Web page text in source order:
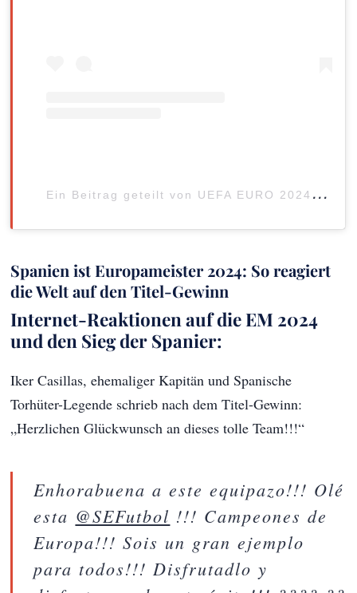
E
in Beitrag geteilt von UEFA EURO 2024 (@euro2024)
Spanien ist Europameister 2024: So reagiert
die Welt auf den Titel-Gewinn
Internet-Reaktionen auf die EM 2024
und den Sieg der Spanier:
Iker Casillas, ehemaliger Kapitän und Spanische
Torhüter-Legende schrieb nach dem Titel-Gewinn:
„Herzlichen Glückwunsch an dieses tolle Team!!!“
Enhorabuena a este equipazo!!! Olé
esta @SEFutbol !!! Campeones de
Europa!!! Sois un gran ejemplo
para todos!!! Disfrutadlo y